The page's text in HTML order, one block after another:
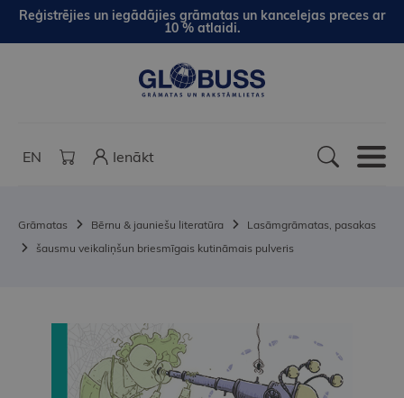
Reģistrējies un iegādājies grāmatas un kancelejas preces ar
10 % atlaidi.
EN Ienākt
Grāmatas Bērnu & jauniešu literatūra
Lasāmgrāmatas, pasakas
šausmu veikaliņšun briesmīgais kutināmais pulveris